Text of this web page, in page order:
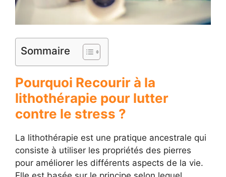
Sommaire
Pourquoi Recourir à la
lithothérapie pour lutter
contre le stress ?
La lithothérapie est une pratique ancestrale qui
consiste à utiliser les propriétés des pierres
pour améliorer les différents aspects de la vie.